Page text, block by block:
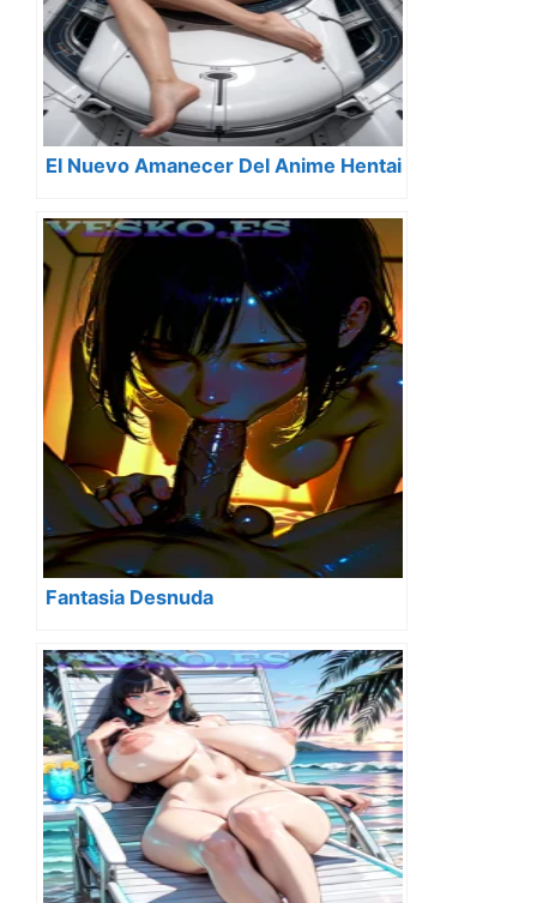
El Nuevo Amanecer Del Anime Hentai
Fantasia Desnuda